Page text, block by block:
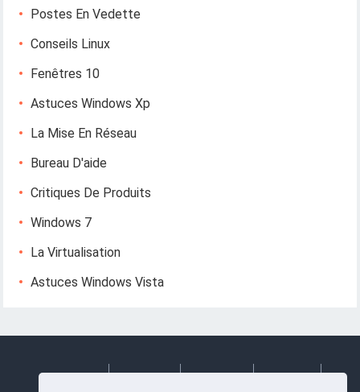
Postes En Vedette
Conseils Linux
Fenêtres 10
Astuces Windows Xp
La Mise En Réseau
Bureau D'aide
Critiques De Produits
Windows 7
La Virtualisation
Astuces Windows Vista